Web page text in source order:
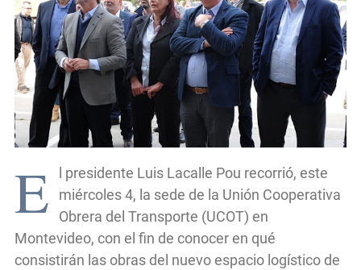
E
l presidente Luis Lacalle Pou recorrió, este
miércoles 4, la sede de la Unión Cooperativa
Obrera del Transporte (UCOT) en
Montevideo, con el fin de conocer en qué
consistirán las obras del nuevo espacio logístico de